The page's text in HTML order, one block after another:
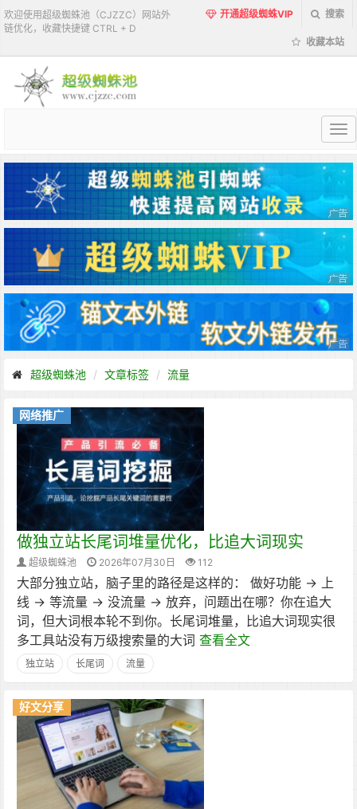
欢迎使用超级蜘蛛池（CJZZC）网站外
链优化，收藏快捷键 CTRL + D
开通超级蜘蛛VIP 搜索
收藏本站
超
蜘
蛛
池
超级蜘蛛池 文章标签 流量
网络推广
做独立站长尾词堆量优化，比追大词现实
超级蜘蛛池 2026年07月30日 112
大部分独立站，脑子里的路径是这样的： 做好功能 → 上
线 → 等流量 → 没流量 → 放弃，问题出在哪？你在追大
词，但大词根本轮不到你。长尾词堆量，比追大词现实很
多工具站没有万级搜索量的大词 查看全文
独立站 长尾词 流量
好文分享